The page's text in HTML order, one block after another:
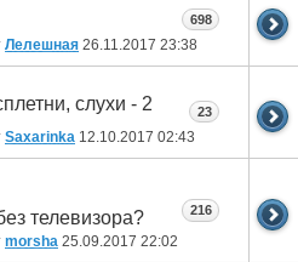
Лелешная 26.11.2017 23:38
698
слухи - 2
Saxarinka 12.10.2017 02:43
23
телевизора?
morsha 25.09.2017 22:02
216